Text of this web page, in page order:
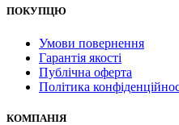
ПОКУПЦЮ
Умови повернення
Гарантія якості
Публічна оферта
Політика
КОМПАНІЯ